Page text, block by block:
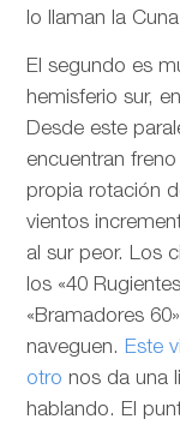
lo llaman la
El segundo es
hemisferio sur,
Desde este
encuentran
propia rotación
vientos
al sur peor. Los
los «40
«Bramadores
naveguen. Este
otro nos da una
hablando. El